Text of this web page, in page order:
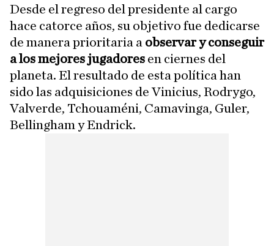
Desde el regreso del presidente al cargo
hace catorce años, su objetivo fue dedicarse
de manera prioritaria a observar y conseguir
a los mejores jugadores en ciernes del
planeta. El resultado de esta política han
sido las adquisiciones de Vinicius, Rodrygo,
Valverde, Tchouaméni, Camavinga, Guler,
Bellingham y Endrick.